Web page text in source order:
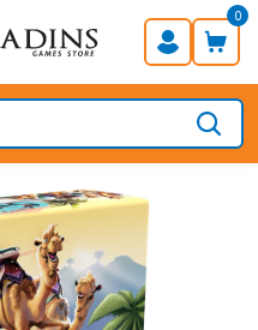
0
Board Games Card Games